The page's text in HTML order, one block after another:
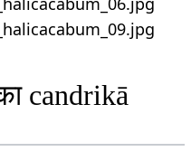
candrikā